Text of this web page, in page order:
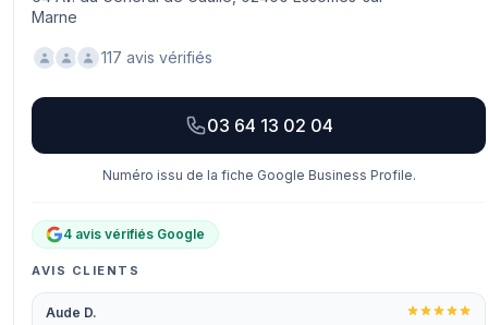
Marne
117 avis vérifiés
03 64 13 02 04
Numéro issu de la fiche Google Business Profile.
4 avis vérifiés Google
AVIS CLIENTS
Aude D.